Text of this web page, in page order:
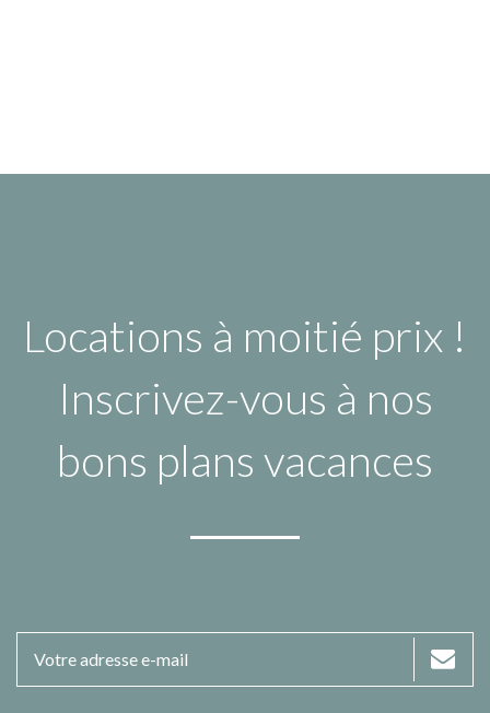
Locations à moitié prix !
Inscrivez-vous à nos
bons plans vacances